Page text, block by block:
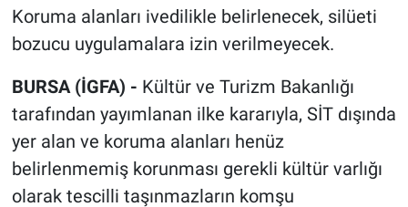
Koruma alanları ivedilikle belirlenecek, silüeti
bozucu uygulamalara izin verilmeyecek.
BURSA (İGFA) - Kültür ve Turizm Bakanlığı
tarafından yayımlanan ilke kararıyla, SİT dışında
yer alan ve koruma alanları henüz
belirlenmemiş korunması gerekli kültür varlığı
olarak tescilli taşınmazların komşu